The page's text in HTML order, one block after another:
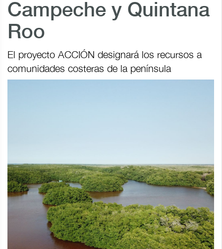
Campeche y Quintana
Roo
El proyecto ACCIÓN designará los recursos a
comunidades costeras de la península